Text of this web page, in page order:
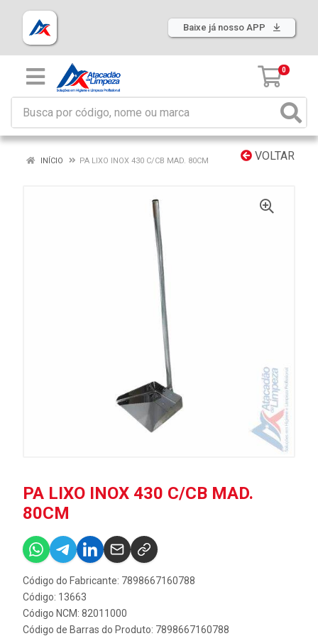
Baixe já nosso APP
0
VOLTAR
INÍCIO PA LIXO INOX 430 C/CB MAD. 80CM
PA LIXO INOX 430 C/CB MAD.
80CM
Código do Fabricante: 7898667160788
Código: 13663
Código NCM: 82011000
Código de Barras do Produto: 7898667160788